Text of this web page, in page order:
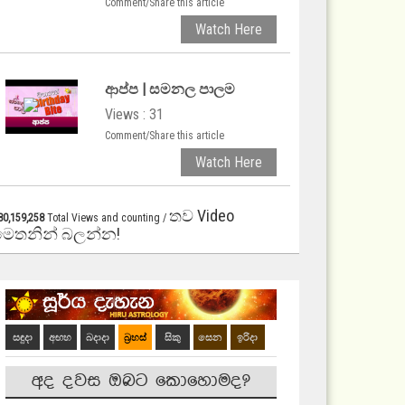
Comment/Share this article
Watch Here
ආප්ප | සමනල පාලම
Views : 31
Comment/Share this article
Watch Here
Total Views and counting / තව Video
බලන්න!